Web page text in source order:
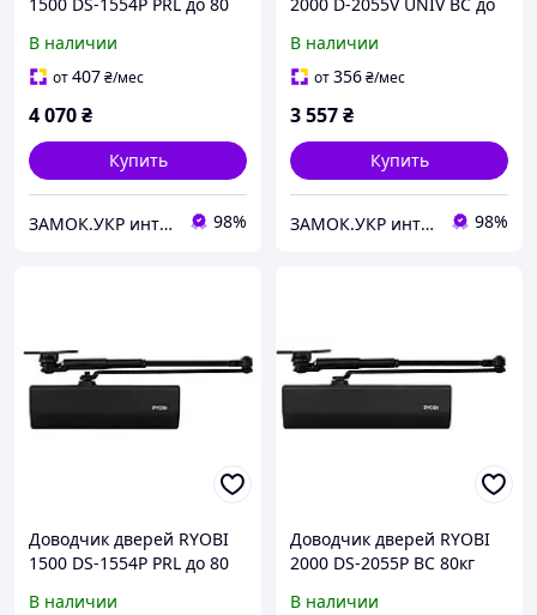
(Япония)
В наличии
от407₴/мес
4 070₴
Купить
ЗАМОК.УКР интернет-магазин замков и фурнитуры 98%
В наличии
от356₴/мес
3 557₴
Купить
ЗАМОК.УКР интернет-магазин замков и фурнитуры 98%
Доводчик дверей RYOBI
1500 DS-1554P PRL до 80
В наличии
Доводчик дверей RYOBI
2000 DS-2055P BC 80кг
В наличии